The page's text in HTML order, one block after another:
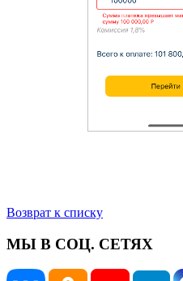
Возврат к списку
МЫ В СОЦ. СЕТЯХ